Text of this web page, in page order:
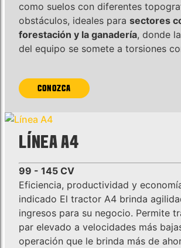
como suelos con diferentes
obstáculos, ideales para sectores
forestación y la ganadería, donde
del equipo se somete a torsiones
CONOZCA
LÍNEA A4
99 - 145 CV
Eficiencia, productividad y
indicado El tractor A4 brinda
ingresos para su negocio. Permite
par elevado a velocidades más
operación que le brinda más de